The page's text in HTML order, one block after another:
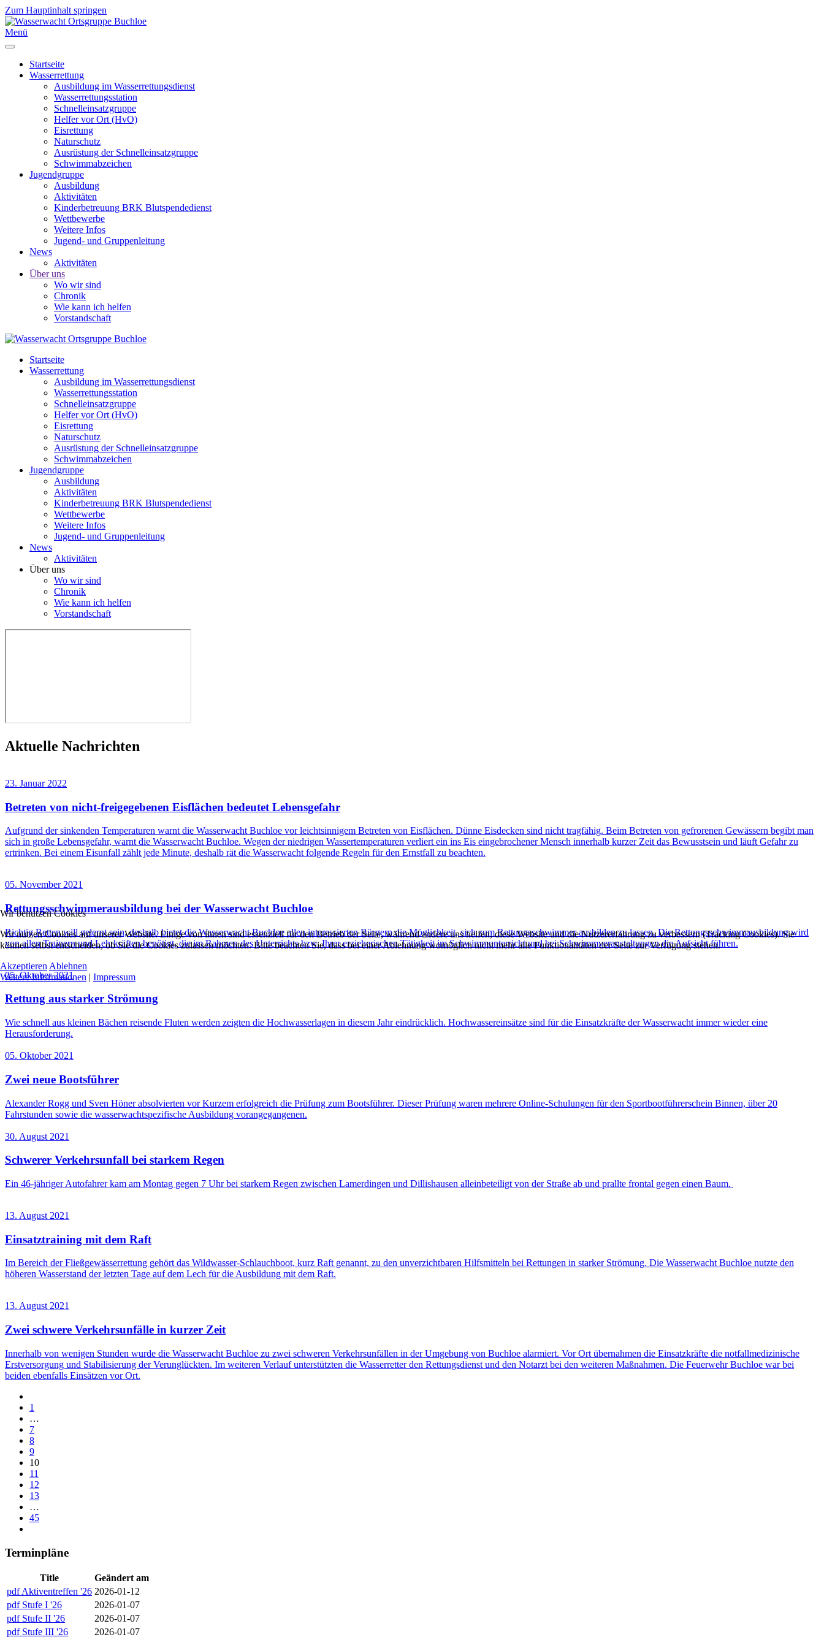
Zum Hauptinhalt springen
Menü
Startseite
Wasserrettung
Ausbildung im Wasserrettungsdienst
Wasserrettungsstation
Schnelleinsatzgruppe
Helfer vor Ort (HvO)
Eisrettung
Naturschutz
Ausrüstung der Schnelleinsatzgruppe
Schwimmabzeichen
Jugendgruppe
Ausbildung
Aktivitäten
Kinderbetreuung BRK Blutspendedienst
Wettbewerbe
Weitere Infos
Jugend- und Gruppenleitung
News
Aktivitäten
Über uns
Wo wir sind
Chronik
Wie kann ich helfen
Vorstandschaft
Startseite
Wasserrettung
Ausbildung im Wasserrettungsdienst
Wasserrettungsstation
Schnelleinsatzgruppe
Helfer vor Ort (HvO)
Eisrettung
Naturschutz
Ausrüstung der Schnelleinsatzgruppe
Schwimmabzeichen
Jugendgruppe
Ausbildung
Aktivitäten
Kinderbetreuung BRK Blutspendedienst
Wettbewerbe
Weitere Infos
Jugend- und Gruppenleitung
News
Aktivitäten
Über uns
Wo wir sind
Chronik
Wie kann ich helfen
Vorstandschaft
Aktuelle Nachrichten
23. Januar 2022
Betreten von nicht-freigegebenen Eisflächen bedeutet Lebensgefahr
Aufgrund der sinkenden Temperaturen warnt die Wasserwacht Buchloe vor leichtsinnigem Betreten von Eisflächen. Dünne Eisdecken sind nicht tragfähig. Beim Betreten von gefrorenen Gewässern begibt man
sich in große Lebensgefahr, warnt die Wasserwacht Buchloe. Wegen der niedrigen Wassertemperaturen verliert ein ins Eis eingebrochener Mensch innerhalb kurzer Zeit das Bewusstsein und läuft Gefahr zu
ertrinken. Bei einem Eisunfall zählt jede Minute, deshalb rät die Wasserwacht folgende Regeln für den Ernstfall zu beachten.
05. November 2021
Rettungsschwimmerausbildung bei der Wasserwacht Buchloe
Richtig Retten will gelernt sein, deshalb bietet die Wasserwacht Buchloe allen interessierten Bürgern die Möglichkeit, sich zum Rettungsschwimmer ausbilden zu lassen. Die Rettungsschwimmausbildung wird
von allen Trainern und Lehrkräften benötigt, die im Rahmen des Unterrichts bzw. Ihrer erzieherischen Tätigkeit im Schwimmunterricht und bei Schwimmveranstaltungen die Aufsicht führen.
05. Oktober 2021
Rettung aus starker Strömung
Wie schnell aus kleinen Bächen reisende Fluten werden zeigten die Hochwasserlagen in diesem Jahr eindrücklich. Hochwassereinsätze sind für die Einsatzkräfte der Wasserwacht immer wieder eine
Herausforderung.
05. Oktober 2021
Zwei neue Bootsführer
Alexander Rogg und Sven Höner absolvierten vor Kurzem erfolgreich die Prüfung zum Bootsführer. Dieser Prüfung waren mehrere Online-Schulungen für den Sportbootführerschein Binnen, über 20
Fahrstunden sowie die wasserwachtspezifische Ausbildung vorangegangenen.
30. August 2021
Schwerer Verkehrsunfall bei starkem Regen
Ein 46-jähriger Autofahrer kam am Montag gegen 7 Uhr bei starkem Regen zwischen Lamerdingen und Dillishausen alleinbeteiligt von der Straße ab und prallte frontal gegen einen Baum.
13. August 2021
Einsatztraining mit dem Raft
Im Bereich der Fließgewässerrettung gehört das Wildwasser-Schlauchboot, kurz Raft genannt, zu den unverzichtbaren Hilfsmitteln bei Rettungen in starker Strömung. Die Wasserwacht Buchloe nutzte den
höheren Wasserstand der letzten Tage auf dem Lech für die Ausbildung mit dem Raft.
13. August 2021
Zwei schwere Verkehrsunfälle in kurzer Zeit
Innerhalb von wenigen Stunden wurde die Wasserwacht Buchloe zu zwei schweren Verkehrsunfällen in der Umgebung von Buchloe alarmiert. Vor Ort übernahmen die Einsatzkräfte die notfallmedizinische
Erstversorgung und Stabilisierung der Verunglückten. Im weiteren Verlauf unterstützten die Wasserretter den Rettungsdienst und den Notarzt bei den weiteren Maßnahmen. Die Feuerwehr Buchloe war bei
beiden ebenfalls Einsätzen vor Ort.
1
…
7
8
9
10
11
12
13
…
45
Terminpläne
Title
Geändert am
pdf Aktiventreffen '26 2026-01-12
pdf Stufe I '26
2026-01-07
pdf Stufe II '26
2026-01-07
pdf Stufe III '26 2026-01-07
Wir benutzen Cookies
Wir nutzen Cookies auf unserer Website. Einige von ihnen sind essenziell für den Betrieb der Seite, während andere uns helfen, diese Website und die Nutzererfahrung zu verbessern (Tracking Cookies). Sie
können selbst entscheiden, ob Sie die Cookies zulassen möchten. Bitte beachten Sie, dass bei einer Ablehnung womöglich nicht mehr alle Funktionalitäten der Seite zur Verfügung stehen.
Akzeptieren Ablehnen
Weitere Informationen | Impressum